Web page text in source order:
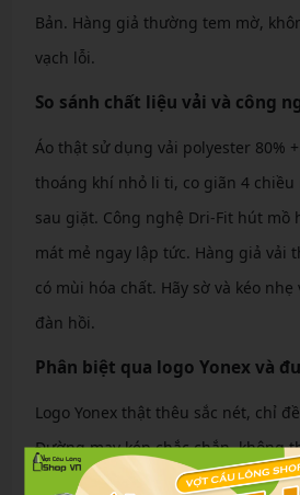
Bản. Hàng giả thường tem mờ,
vạch lỗi.
So sánh chất liệu vải và công
Áo thật sử dụng vải polyester 80%
thoáng khí nhỏ li ti, co giãn 4 chiều
sau giặt. Công nghệ Dri-Fit hút mồ
mát mẻ ngay lập tức. Hàng giả vải
có mùi hóa chất. Hãy sờ và kéo
đàn hồi.
Phân biệt qua logo Yonex và
Logo Yonex thật thêu sắc nét, chỉ
Đường may kép chắc chắn, không
đều 0.5cm. Hàng giả logo in mờ,